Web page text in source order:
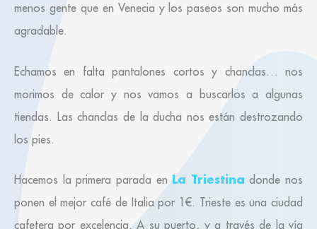
menos gente que en Venecia y los paseos son mucho más
agradable.
Echamos en falta pantalones cortos y chanclas… nos
morimos de calor y nos vamos a buscarlos a algunas
tiendas. Las chanclas de la ducha nos están destrozando
los pies.
Hacemos la primera parada en La Triestina donde nos
ponen el mejor café de Italia por 1€. Trieste es una ciudad
cafetera por excelencia. A su puerto, y a través de la vía